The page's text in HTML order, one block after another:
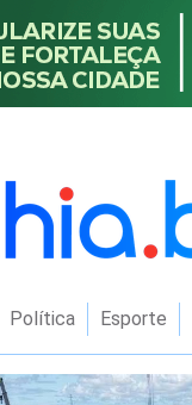
Política Esporte